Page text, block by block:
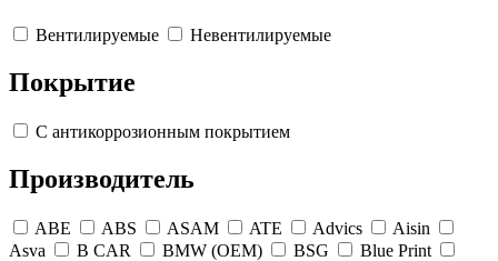
Вентилируемые Невентилируемые
Покрытие
С антикоррозионным покрытием
Производитель
ABE ABS ASAM ATE Advics
Aisin
Asva
B CAR BMW (OEM) BSG
Blue Print